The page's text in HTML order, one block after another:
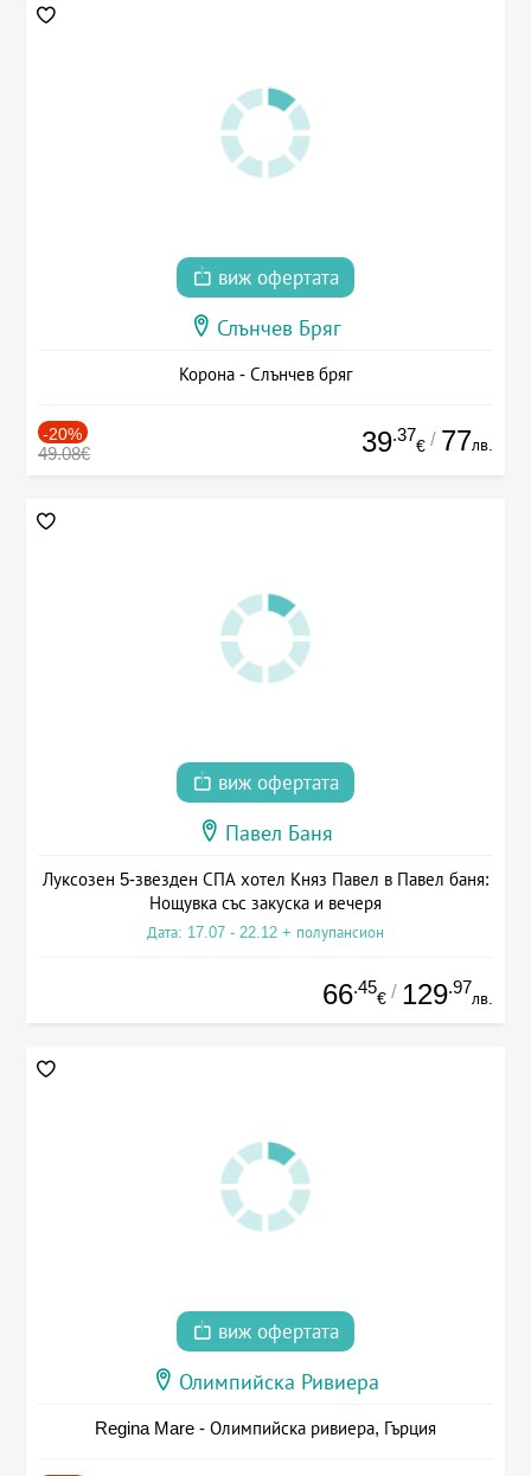
виж офертата
Слънчев Бряг
Корона - Слънчев бряг
-20%
49.08€ 39.37
€ / 77лв.
виж офертата
Павел Баня
Луксозен 5-звезден СПА хотел Княз Павел в Павел баня:
Нощувка със закуска и вечеря
Дата: 17.07 - 22.12 + полупансион
66.45
€ / 129.97
лв.
виж офертата
Олимпийска Ривиера
Regina Mare - Олимпийска ривиера, Гърция